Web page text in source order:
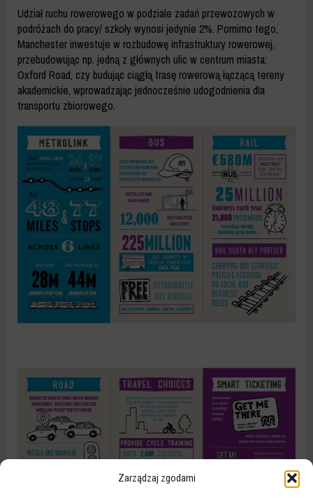
Zarządzaj zgodami
Udział ruchu rowerowego w podziale zadań przewozowych w
podróżach do pracy/ szkoły wynosi jedynie 2%. Pomimo tego,
Manchester inwestuje w rozbudowę infrastruktury rowerowej,
przebudowując np. jedną z głównych ulic w centrum miasta:
Oxford Road, czy budując ciągłą trasę rowerową łączącą tereny
akademickie, wprowadzając jednocześnie udogodnienia dla
transportu zbiorowego.